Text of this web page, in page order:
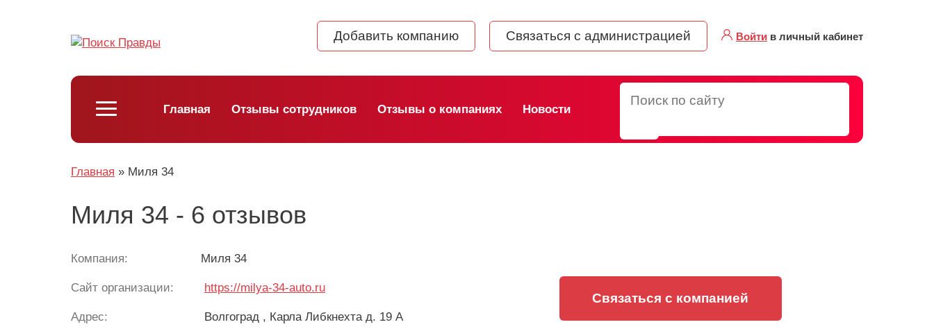
Добавить компанию Связаться с администрацией Войти в личный кабинет
Главная Отзывы сотрудников Отзывы о компаниях Новости
Главная » Миля 34
Миля 34 - 6 отзывов
Компания: Миля 34
Сайт организации: https://milya-34-auto.ru
Адрес: Волгоград , Карла Либкнехта д. 19 А
Связаться с компанией